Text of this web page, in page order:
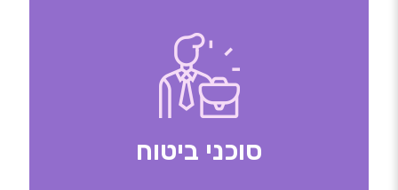
סוכני ביטוח